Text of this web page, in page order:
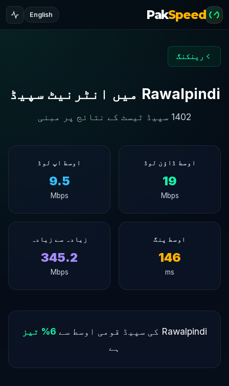
PakSpeed
English
رینکنگ
Rawalpindi میں انٹرنیٹ سپیڈ
1402 سپیڈ ٹیسٹ کے نتائج پر مبنی
اوسط ڈاؤن لوڈ
19
Mbps
اوسط اپ لوڈ
9.5
Mbps
اوسط پنگ
146
ms
زیادہ سے زیادہ
345.2
Mbps
Rawalpindi کی سپیڈ قومی اوسط سے
6% تیز
ہے